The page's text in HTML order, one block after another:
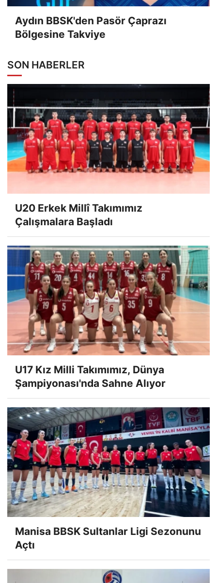
Aydın BBSK'den Pasör Çaprazı
Bölgesine Takviye
SON HABERLER
U20 Erkek Millî Takımımız
Çalışmalara Başladı
U17 Kız Milli Takımımız, Dünya
Şampiyonası'nda Sahne Alıyor
Manisa BBSK Sultanlar Ligi Sezonunu
Açtı